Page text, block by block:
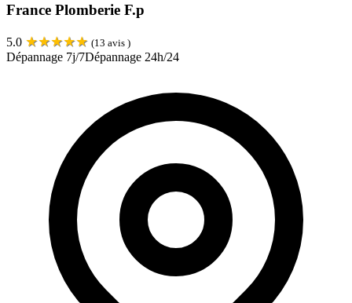
France Plomberie F.p
5.0 ★★★★★ (13 avis )
Dépannage 7j/7Dépannage 24h/24